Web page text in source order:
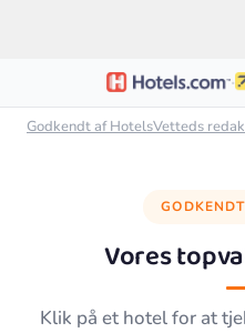
·
Godkendt af HotelsVetteds
Vores
Klik på et hotel for at